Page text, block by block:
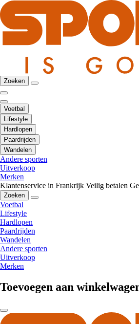
Zoeken
Voetbal
Lifestyle
Hardlopen
Paardrijden
Wandelen
Andere sporten
Uitverkoop
Merken
Klantenservice in Frankrijk Veilig betalen
Zoeken
Voetbal
Lifestyle
Hardlopen
Paardrijden
Wandelen
Andere sporten
Uitverkoop
Merken
Toevoegen aan